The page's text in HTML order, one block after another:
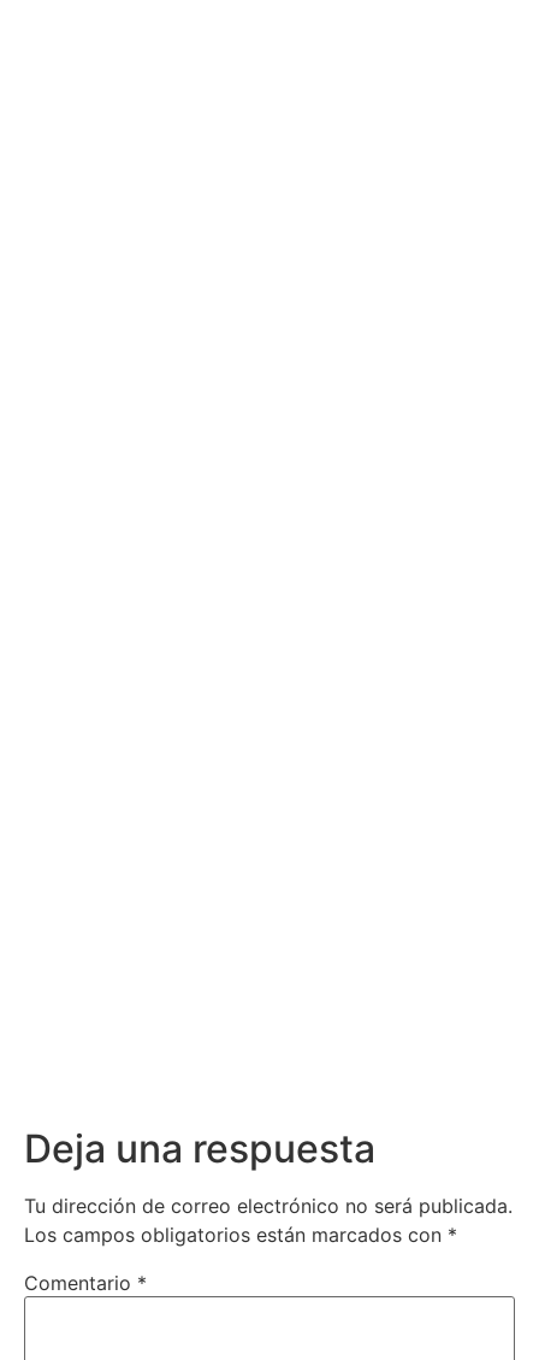
Deja una respuesta
Tu dirección de correo electrónico no será publicada.
Los campos obligatorios están marcados con *
Comentario *